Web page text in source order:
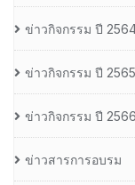
ข่าวกิจกรรม ปี
ข่าวกิจกรรม ปี 2565
ข่าวกิจกรรม ปี 2566
ข่าวสารการอบรม